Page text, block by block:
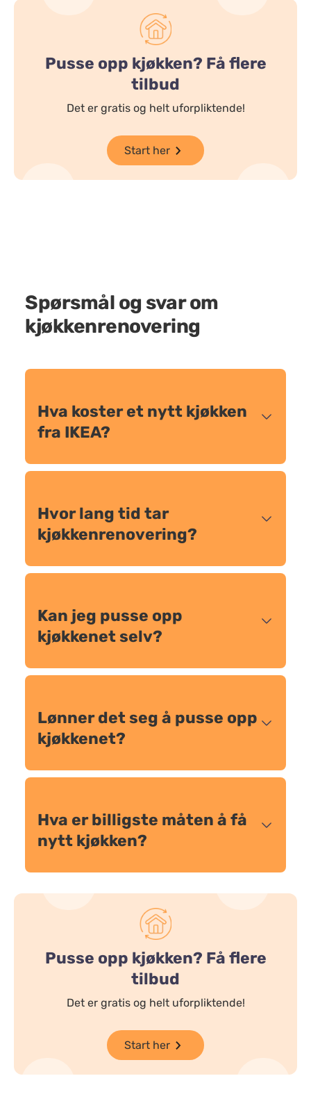
Pusse opp kjøkken? Få flere
tilbud
Det er gratis og helt uforpliktende!
Start her
Spørsmål og svar om
kjøkkenrenovering
Hva koster et nytt kjøkken
fra IKEA?
Hvor lang tid tar
kjøkkenrenovering?
Kan jeg pusse opp
kjøkkenet selv?
Lønner det seg å pusse opp
kjøkkenet?
Hva er billigste måten å få
nytt kjøkken?
Pusse opp kjøkken? Få flere
tilbud
Det er gratis og helt uforpliktende!
Start her